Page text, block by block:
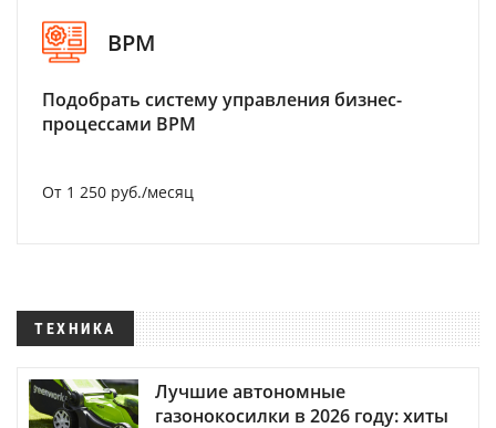
BPM
Подобрать систему управления бизнес-
процессами BPM
От 1 250 руб./месяц
ТЕХНИКА
Лучшие автономные
газонокосилки в 2026 году: хиты